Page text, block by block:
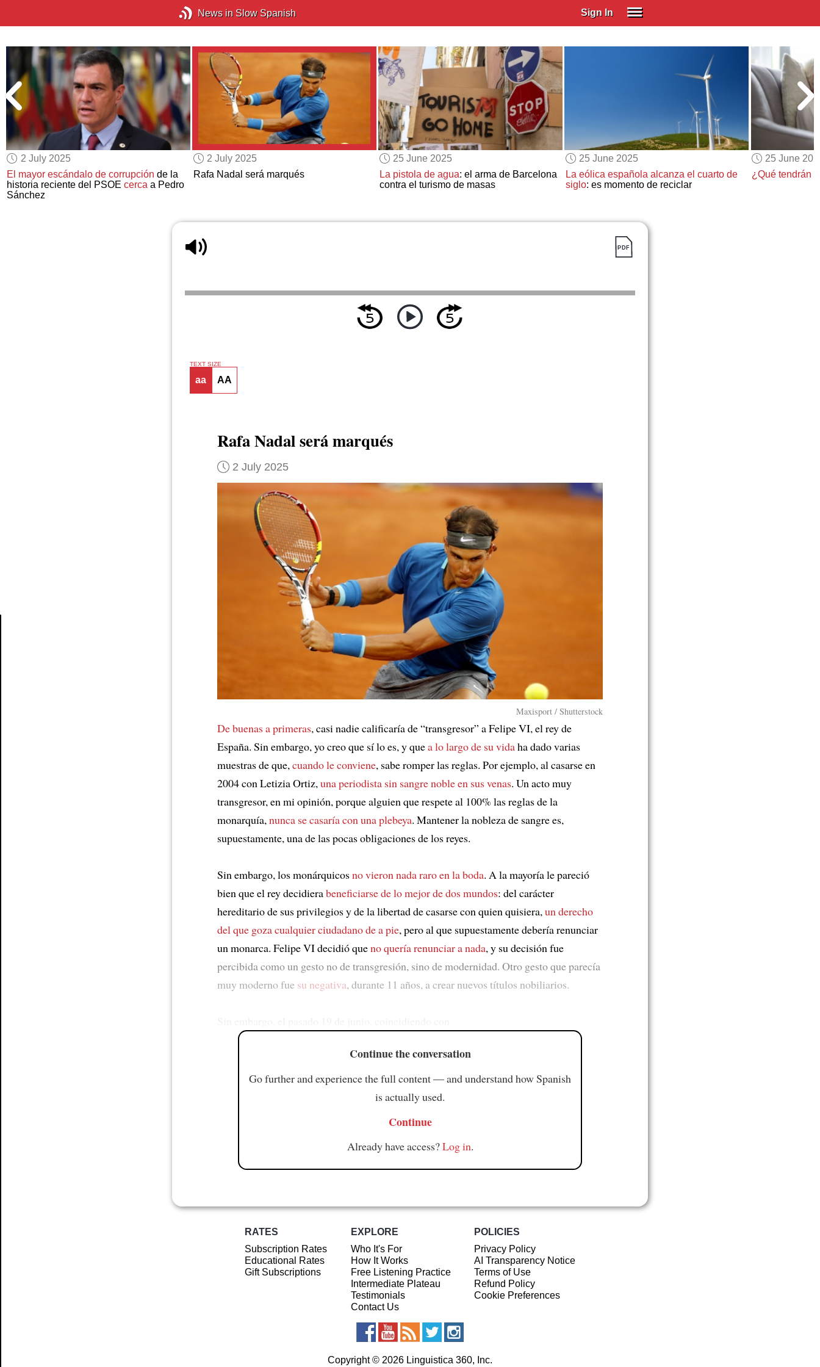
News in Slow Spanish Sign In
Spanish (Spain)
Spanish (Latino)
SUBSCRIBE
EDUCATIONAL LICENSES
GIFT CARDS
OTHER LANGUAGES
ABOUT US
2 July 2025
El mayor escándalo de corrupción de la
historia reciente del PSOEcerca a Pedro
Sánchez
2 July 2025
Rafa Nadal será marqués
25 June 2025
La pistola de agua: el arma de Barcelona
contra el turismo de masas
25 June 2025
La eólica española alcanza el cuarto de
siglo: es momento de reciclar
25 June
¿Qué tendrán
TEXT SIZE
aa AA
Rafa Nadal será marqués
2 July 2025
Maxisport / Shutterstock
De buenas a primeras, casi nadie calificaría de “transgresor” a Felipe VI, el rey de
España. Sin embargo, yo creo que sí lo es, y quea lo largo de su vidaha dado varias
muestras de que, cuando le conviene, sabe romper las reglas. Por ejemplo, al casarse en
2004 con Letizia Ortiz, una periodista sin sangre noble en sus venas. Un acto muy
transgresor, en mi opinión, porque alguien que respete al 100% las reglas de la
monarquía, nunca se casaría con una plebeya. Mantener la nobleza de sangre es,
supuestamente, una de las pocas obligaciones de los reyes.
Sin embargo, los monárquicosno vieron nada raro en la boda. A la mayoría le pareció
bien que el rey decidierabeneficiarse de lo mejor de dos mundos: del carácter
hereditario de sus privilegios y de la libertad de casarse con quien quisiera, un derecho
del que goza cualquier ciudadano de a pie, pero al que supuestamente debería renunciar
un monarca. Felipe VI decidió queno quería renunciar a nada, y su decisión fue
percibida como un gesto no de transgresión, sino de modernidad. Otro gesto que parecía
muy moderno fue su negativa, durante 11 años, a crear nuevos títulos nobiliarios.
Continue the conversation
Go further and experience the full content — and understand how Spanish
is actually used.
Continue
Already have access?Log in.
RATES
Subscription Rates
Educational Rates
Gift Subscriptions
EXPLORE
Who It's For
How It Works
Free Listening Practice
Intermediate Plateau
Testimonials
Contact Us
POLICIES
Privacy Policy
AI Transparency Notice
Terms of Use
Refund Policy
Cookie Preferences
Copyright © 2026 Linguistica 360, Inc.